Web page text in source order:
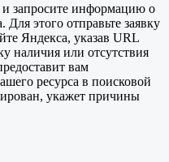
запросите информацию о
этого отправьте заявку
Яндекса, указав URL
наличия или отсутствия
вам
ресурса в поисковой
укажет причины